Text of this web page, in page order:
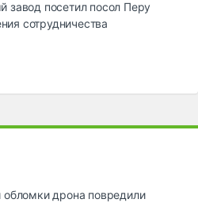
завод посетил посол Перу
сотрудничества
обломки дрона повредили